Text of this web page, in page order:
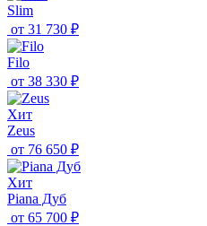
Slim
от 31 730 ₽
Filo
от 38 330 ₽
Хит
Zeus
от 76 650 ₽
Хит
Piana Дуб
от 65 700 ₽